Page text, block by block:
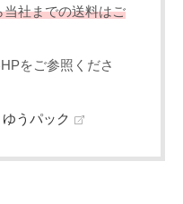
社までの送料はご
をご参照くださ
ゆうパック